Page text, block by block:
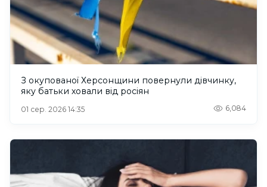
З окупованої Херсонщини повернули дівчинку,
яку батьки ховали від росіян
01 сер. 2026 14:35 6,084